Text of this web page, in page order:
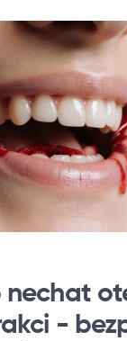
-